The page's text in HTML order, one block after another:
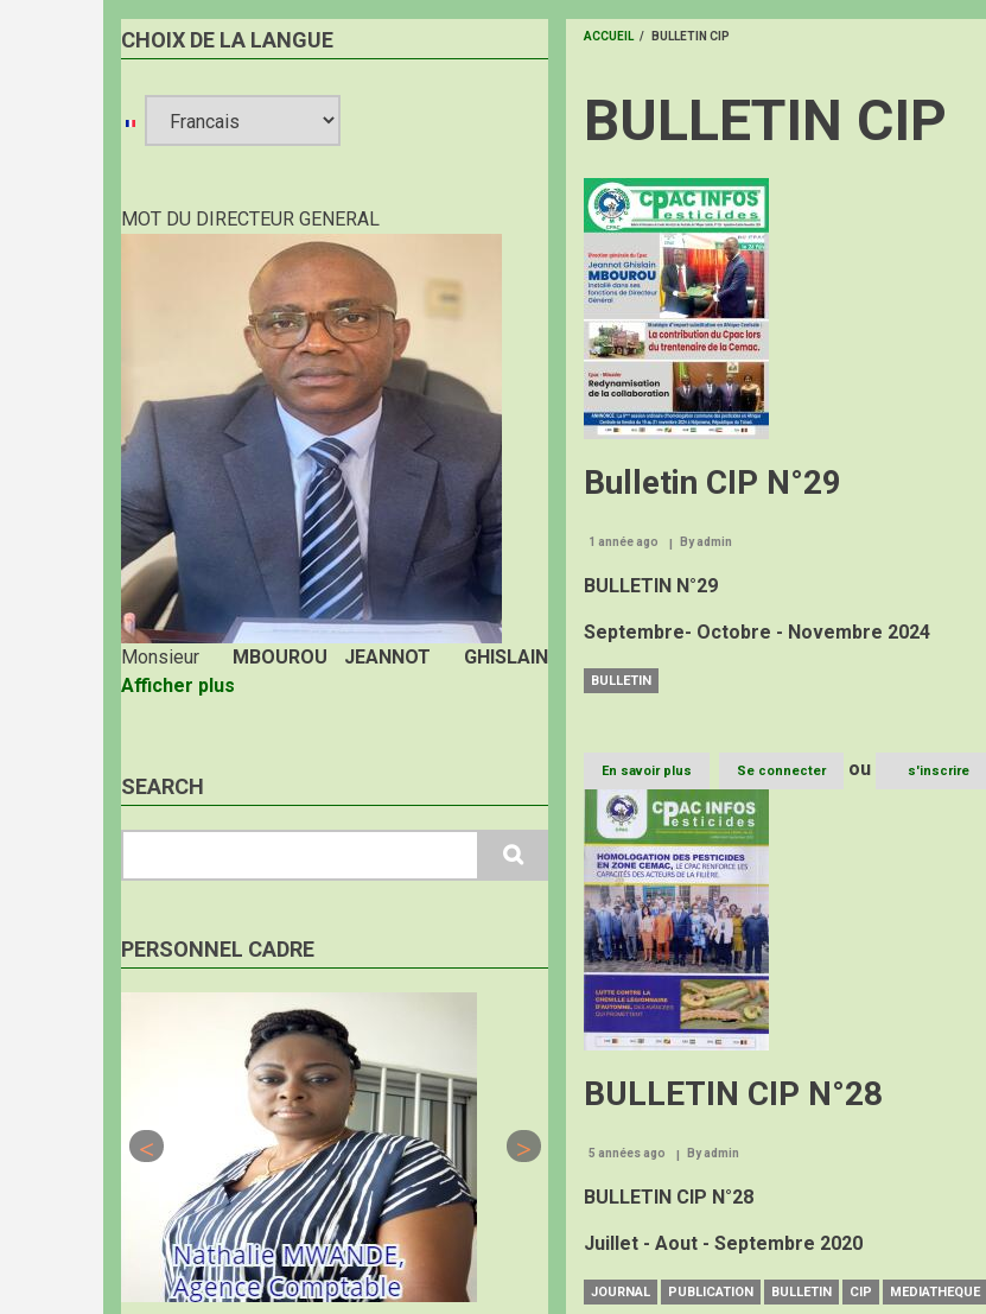
CHOIX DE LA LANGUE
language
MOT DU DIRECTEUR GENERAL
Monsieur
MBOUROU JEANNOT GHISLAIN
Afficher plus
SEARCH
PERSONNEL CADRE
D'ARIANE
ACCUEIL / BULLETIN CIP
BULLETIN CIP
Image
Bulletin CIP N°29
1 année ago Byadmin
BULLETIN N°29
Septembre- Octobre - Novembre 2024
BULLETIN
En savoir plus
Bulletin
CIP
N°29
Se connecter ou s'inscrire
Image
BULLETIN CIP N°28
5 années ago Byadmin
BULLETIN CIP N°28
Juillet - Aout - Septembre 2020
JOURNAL PUBLICATION BULLETIN CIP MEDIATHEQUE